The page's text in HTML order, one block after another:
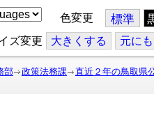
色変更 標準
ズ変更 大きくする 元に
部 政策法務課 直近２年の鳥取県